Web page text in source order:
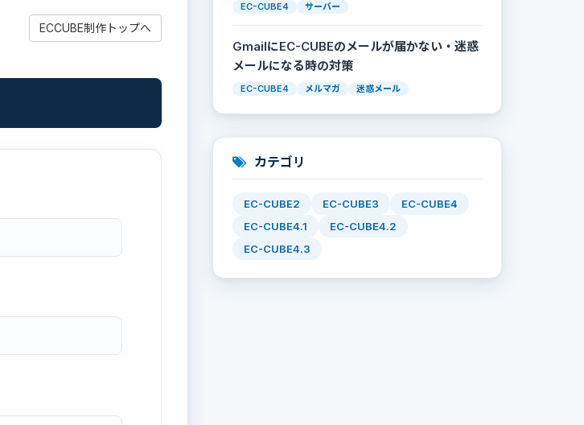
ECCUBE制作トップへ
EC-CUBE4 サーバー
GmailにEC-CUBEのメールが届かない・迷惑
メールになる時の対策
EC-CUBE4 メルマガ 迷惑メール
カテゴリ
EC-CUBE2 EC-CUBE3
EC-CUBE4
EC-CUBE4.1
EC-CUBE4.2
EC-CUBE4.3